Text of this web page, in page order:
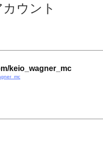
ウント
keio_wagner_mc